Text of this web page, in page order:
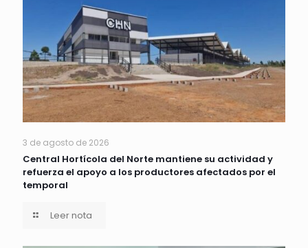
3 de agosto de 2026
Central Hortícola del Norte mantiene su actividad y
refuerza el apoyo a los productores afectados por el
temporal
Leer nota